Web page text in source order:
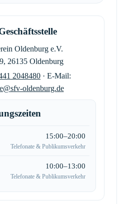
Oldenburg e.V.
26135 Oldenburg
2048480 · E-Mail:
oldenburg.de
15:00–20:00
Telefonate & Publikumsverkehr
10:00–13:00
Telefonate & Publikumsverkehr